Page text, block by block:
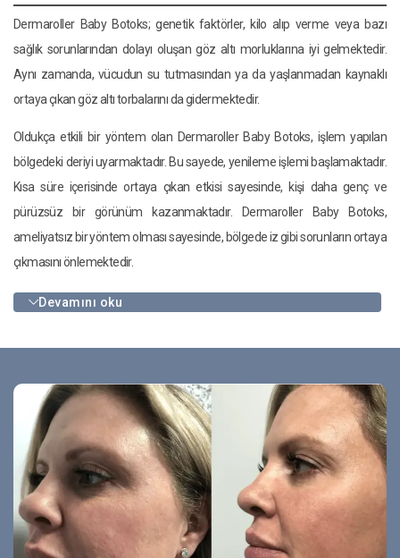
Dermaroller Baby Botoks; genetik faktörler, kilo alıp verme veya bazı
sağlık sorunlarından dolayı oluşan göz altı morluklarına iyi gelmektedir.
Aynı zamanda, vücudun su tutmasından ya da yaşlanmadan kaynaklı
ortaya çıkan göz altı torbalarını da gidermektedir.
Oldukça etkili bir yöntem olan Dermaroller Baby Botoks, işlem yapılan
bölgedeki deriyi uyarmaktadır. Bu sayede, yenileme işlemi başlamaktadır.
Kısa süre içerisinde ortaya çıkan etkisi sayesinde, kişi daha genç ve
pürüzsüz bir görünüm kazanmaktadır. Dermaroller Baby Botoks,
ameliyatsız bir yöntem olması sayesinde, bölgede iz gibi sorunların ortaya
çıkmasını önlemektedir.
Devamını oku